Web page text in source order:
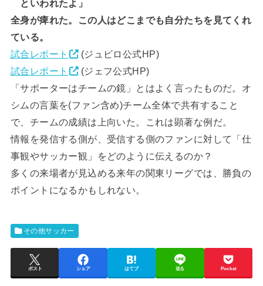
といわれたよ」
全身が痺れた。この人はどこまでも自分たちを見てくれ
ている。
試合レポート
(ジュビロ公式HP)
試合レポート
(ジェフ公式HP)
「サポーターはチームの鏡」とはよく言ったものだ。オ
シムの言葉を(ファン含め)チーム全体で共有すること
で、チームの成績は上向いた。これは顕著な例だ。
情報を発信する側が、受信する側のファンに対して「仕
事観やサッカー観」をどのように伝えるのか？
多くの来場者が見込める来年の関東リーグでは、勝負の
ポイントになるかもしれない。
その他サッカー
ポスト シェア はてブ 送る Pocket